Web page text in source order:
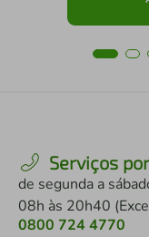
Serviços
de segunda a
08h às 20h40
0800 724 4770